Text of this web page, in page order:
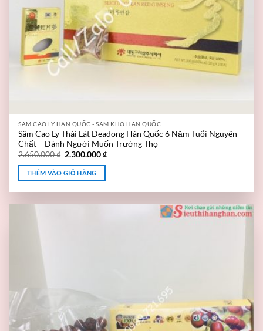
SÂM CAO LY HÀN QUỐC - SÂM KHÔ HÀN QUỐC
Sâm Cao Ly Thái Lát Deadong Hàn Quốc 6 Năm Tuổi Nguyên
Chất – Dành Người Muốn Trường Thọ
2.650.000₫ 2.300.000₫
THÊM VÀO GIỎ HÀNG